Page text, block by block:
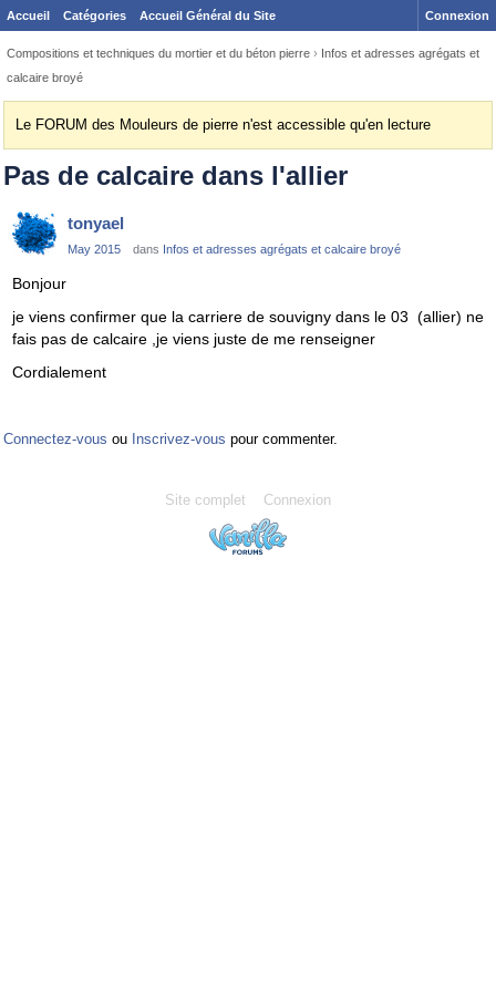
Accueil Catégories Accueil Général du Site Connexion
Compositions et techniques du mortier et du béton pierre › Infos et adresses agrégats et
calcaire broyé
Le FORUM des Mouleurs de pierre n'est accessible qu'en lecture
Pas de calcaire dans l'allier
tonyael
May 2015 dans Infos et adresses agrégats et calcaire broyé
Bonjour
je viens confirmer que la carriere de souvigny dans le 03 (allier) ne
fais pas de calcaire ,je viens juste de me renseigner
Cordialement
Connectez-vous ou Inscrivez-vous pour commenter.
Site complet Connexion